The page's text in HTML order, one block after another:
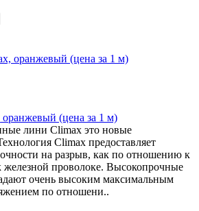
(цена за 1 м)
лини Climax это новые
Climax предоставляет
на разрыв, как по отношению к
железной проволоке. Высокопрочные
очень высоким максимальным
по отношени..